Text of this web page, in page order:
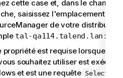
cette case et, dans le champ
saisissez l'emplacement du
de votre
tal-
propriété est requise lorsque la
souhaitez utiliser est
et est une requête Select